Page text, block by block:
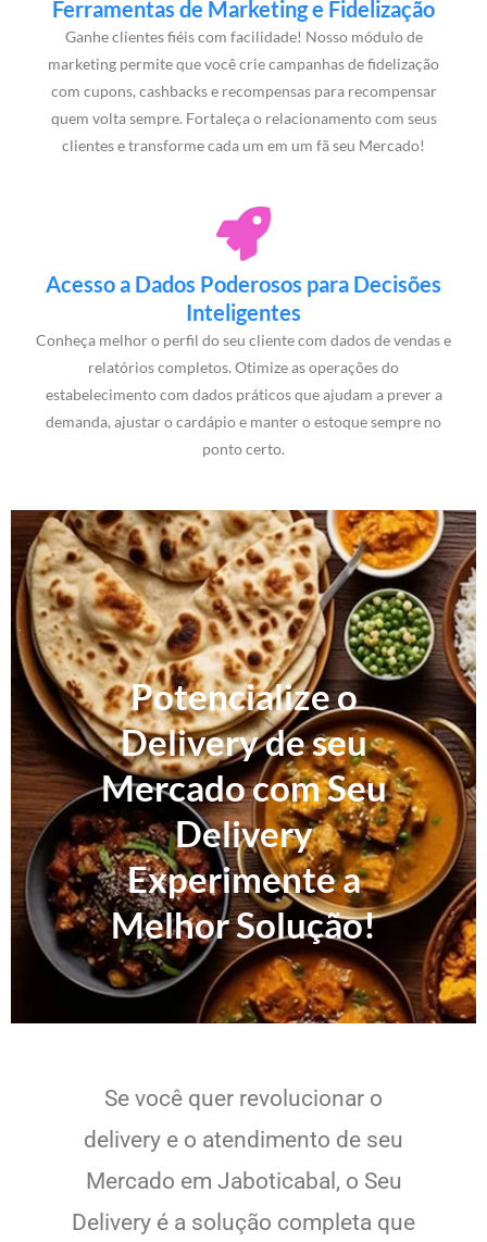
Ferramentas de Marketing e Fidelização
Ganhe clientes fiéis com facilidade! Nosso módulo de
marketing permite que você crie campanhas de fidelização
com cupons, cashbacks e recompensas para recompensar
quem volta sempre. Fortaleça o relacionamento com seus
clientes e transforme cada um em um fã seu Mercado!
Acesso a Dados Poderosos para Decisões
Inteligentes
Conheça melhor o perfil do seu cliente com dados de vendas e
relatórios completos. Otimize as operações do
estabelecimento com dados práticos que ajudam a prever a
demanda, ajustar o cardápio e manter o estoque sempre no
ponto certo.
Potencialize o
Delivery de seu
Mercado com Seu
Delivery
Experimente a
Melhor Solução!
Se você quer revolucionar o
delivery e o atendimento de seu
Mercado em Jaboticabal, o Seu
Delivery é a solução completa que